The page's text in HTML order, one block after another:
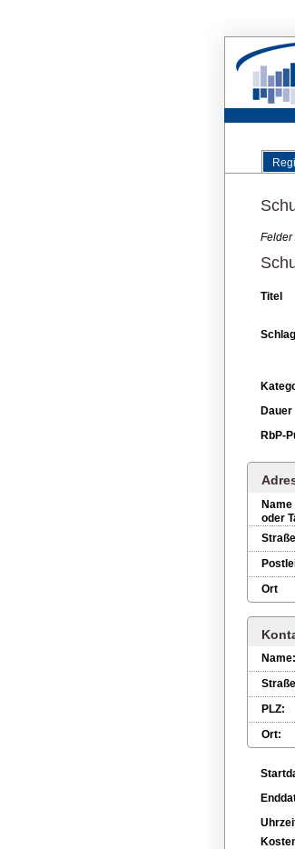
Felder
Titel
Dauer
RbP-
Name
oder
Straße
Ort
Name:
PLZ:
Ort: